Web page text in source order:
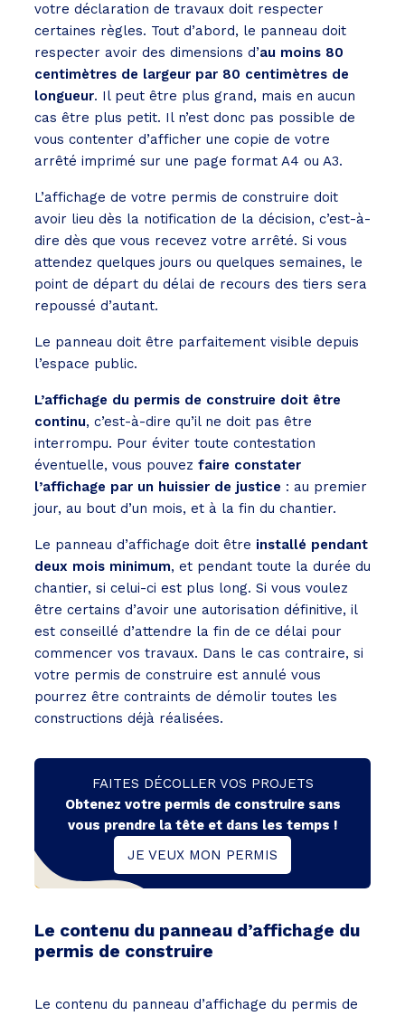
votre déclaration de travaux doit respecter
certaines règles. Tout d’abord, le panneau doit
respecter avoir des dimensions d’au moins 80
centimètres de largeur par 80 centimètres de
longueur. Il peut être plus grand, mais en aucun
cas être plus petit. Il n’est donc pas possible de
vous contenter d’afficher une copie de votre
arrêté imprimé sur une page format A4 ou A3.
L’affichage de votre permis de construire doit
avoir lieu dès la notification de la décision, c’est-à-
dire dès que vous recevez votre arrêté. Si vous
attendez quelques jours ou quelques semaines, le
point de départ du délai de recours des tiers sera
repoussé d’autant.
Le panneau doit être parfaitement visible depuis
l’espace public.
L’affichage du permis de construire doit être
continu, c’est-à-dire qu’il ne doit pas être
interrompu. Pour éviter toute contestation
éventuelle, vous pouvez faire constater
l’affichage par un huissier de justice : au premier
jour, au bout d’un mois, et à la fin du chantier.
Le panneau d’affichage doit être installé pendant
deux mois minimum, et pendant toute la durée du
chantier, si celui-ci est plus long. Si vous voulez
être certains d’avoir une autorisation définitive, il
est conseillé d’attendre la fin de ce délai pour
commencer vos travaux. Dans le cas contraire, si
votre permis de construire est annulé vous
pourrez être contraints de démolir toutes les
constructions déjà réalisées.
FAITES DÉCOLLER VOS PROJETS
Obtenez votre permis de construire sans
vous prendre la tête et dans les temps !
JE VEUX MON PERMIS
Le contenu du panneau d’affichage du
permis de construire
Le contenu du panneau d’affichage du permis de